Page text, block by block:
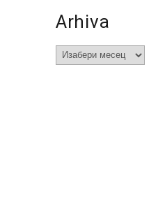
Arhiva
Arhiva